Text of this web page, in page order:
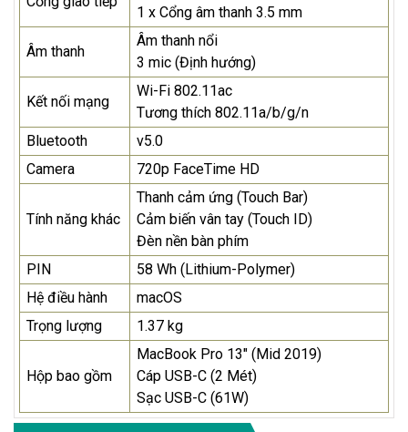
1 x Cổng âm thanh 3.5 mm
Âm thanh
Âm thanh nổi
3 mic (Định hướng)
Kết nối mạng
Wi-Fi 802.11ac
Tương thích 802.11a/b/g/n
Bluetooth
v5.0
Camera
720p FaceTime HD
Tính năng khác
Thanh cảm ứng (Touch Bar)
Cảm biến vân tay (Touch ID)
Đèn nền bàn phím
PIN
58 Wh (Lithium-Polymer)
Hệ điều hành
macOS
Trọng lượng
1.37 kg
Hộp bao gồm
MacBook Pro 13" (Mid 2019)
Cáp USB-C (2 Mét)
Sạc USB-C (61W)